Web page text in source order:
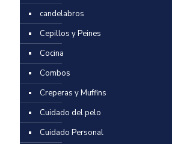
candelabros
Cepillos y Peines
Cocina
Combos
Creperas y Muffins
Cuidado del pelo
Cuidado Personal